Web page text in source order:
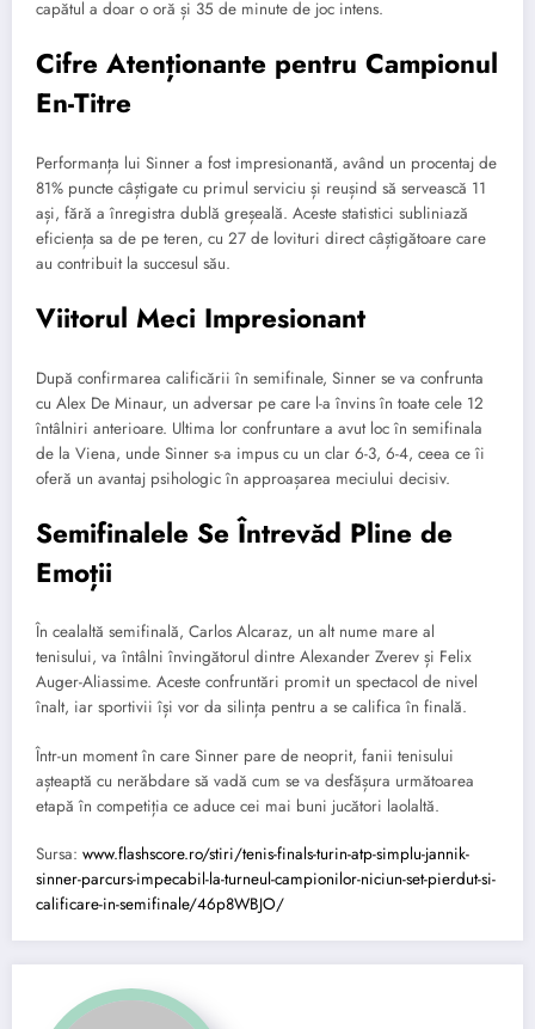
capătul a doar o oră și 35 de minute de joc intens.
Cifre Atenționante pentru Campionul
En-Titre
Performanța lui Sinner a fost impresionantă, având un procentaj de
81% puncte câștigate cu primul serviciu și reușind să servească 11
ași, fără a înregistra dublă greșeală. Aceste statistici subliniază
eficiența sa de pe teren, cu 27 de lovituri direct câștigătoare care
au contribuit la succesul său.
Viitorul Meci Impresionant
După confirmarea calificării în semifinale, Sinner se va confrunta
cu Alex De Minaur, un adversar pe care l-a învins în toate cele 12
întâlniri anterioare. Ultima lor confruntare a avut loc în semifinala
de la Viena, unde Sinner s-a impus cu un clar 6-3, 6-4, ceea ce îi
oferă un avantaj psihologic în approașarea meciului decisiv.
Semifinalele Se Întrevăd Pline de
Emoții
În cealaltă semifinală, Carlos Alcaraz, un alt nume mare al
tenisului, va întâlni învingătorul dintre Alexander Zverev și Felix
Auger-Aliassime. Aceste confruntări promit un spectacol de nivel
înalt, iar sportivii își vor da silința pentru a se califica în finală.
Într-un moment în care Sinner pare de neoprit, fanii tenisului
așteaptă cu nerăbdare să vadă cum se va desfășura următoarea
etapă în competiția ce aduce cei mai buni jucători laolaltă.
Sursa: www.flashscore.ro/stiri/tenis-finals-turin-atp-simplu-jannik-
sinner-parcurs-impecabil-la-turneul-campionilor-niciun-set-pierdut-si-
calificare-in-semifinale/46p8WBJO/